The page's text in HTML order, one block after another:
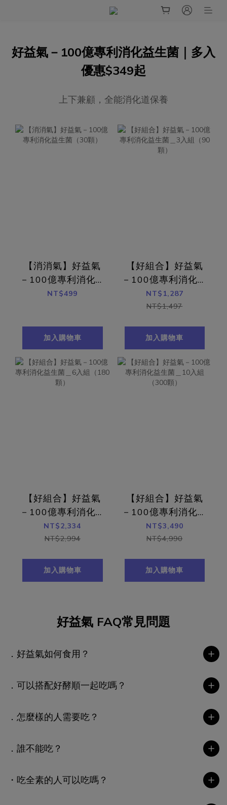
好益氣－100億專利消化益生菌｜多入
優惠$349起
上下兼顧，全能消化道保養
【消消氣】好益氣
－100億專利消化益
生菌（30顆）
NT$499
加入購物車
【好組合】好益氣
－100億專利消化益
生菌＿3入組（90
顆）
NT$1,287
NT$1,497
加入購物車
【好組合】好益氣
－100億專利消化益
生菌＿6入組（180
顆）
NT$2,334
NT$2,994
加入購物車
【好組合】好益氣
－100億專利消化益
生菌＿10入組
（300顆）
NT$3,490
NT$4,990
加入購物車
好益氣 FAQ常見問題
．好益氣如何食用？
．可以搭配好酵順一起吃嗎？
．怎麼樣的人需要吃？
．誰不能吃？
・吃全素的人可以吃嗎？